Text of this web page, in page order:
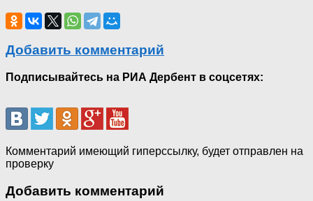
Добавить комментарий
Подписывайтесь на РИА Дербент в соцсетях:
Комментарий имеющий гиперссылку, будет отправлен на
проверку
Добавить комментарий